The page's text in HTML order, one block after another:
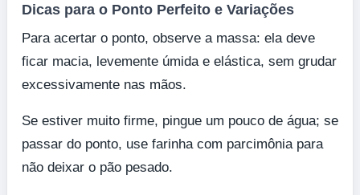
Dicas para o Ponto Perfeito e Variações
Para acertar o ponto, observe a massa: ela deve
ficar macia, levemente úmida e elástica, sem grudar
excessivamente nas mãos.
Se estiver muito firme, pingue um pouco de água; se
passar do ponto, use farinha com parcimônia para
não deixar o pão pesado.